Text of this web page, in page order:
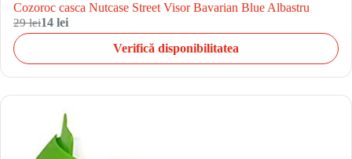
Cozoroc casca Nutcase Street Visor Bavarian Blue Albastru
29 lei14 lei
Verifică disponibilitatea